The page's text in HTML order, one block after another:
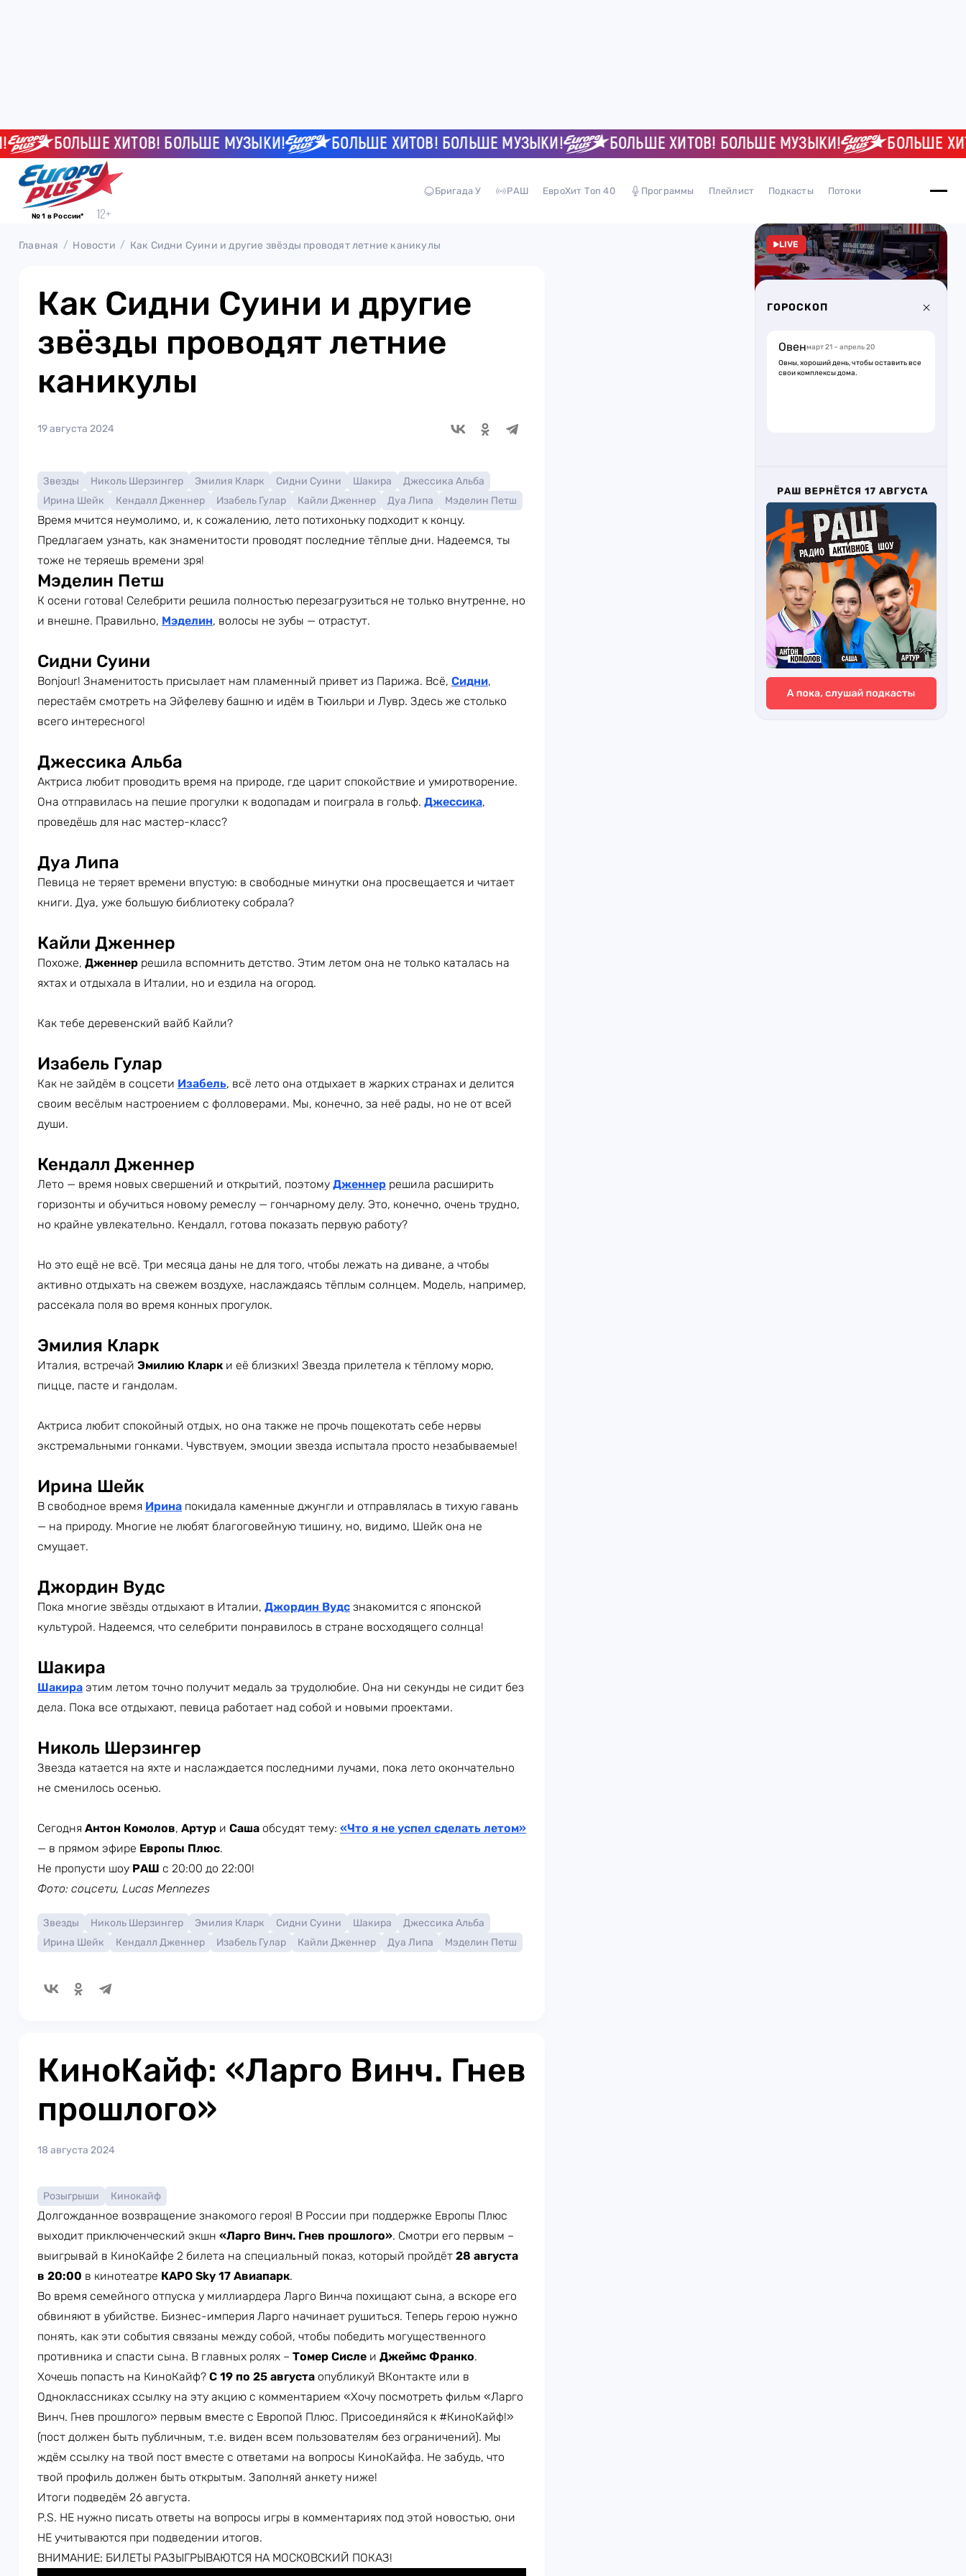
БОЛЬШЕ ХИТОВ! БОЛЬШЕ МУЗЫКИ! БОЛЬШЕ ХИТОВ! БОЛЬШЕ МУЗЫКИ! БОЛЬШЕ ХИТОВ! БОЛЬШЕ МУЗЫКИ! БОЛЬШЕ
№ 1 в России*
Бригада У РАШ ЕвроХит Топ 40 Программы Плейлист Подкасты Потоки
Главная Новости Как Сидни Суини и другие звёзды проводят летние каникулы
Как Сидни Суини и другие
звёзды проводят летние
каникулы
19 августа 2024
Звезды Николь Шерзингер Эмилия Кларк Сидни Суини Шакира
Джессика Альба
Ирина Шейк
Кендалл Дженнер Изабель Гулар Кайли Дженнер Дуа Липа Мэделин Петш
Время мчится неумолимо, и, к сожалению, лето потихоньку подходит к концу.
Предлагаем узнать, как знаменитости проводят последние тёплые дни. Надеемся, ты
тоже не теряешь времени зря!
Мэделин Петш
К осени готова! Селебрити решила полностью перезагрузиться не только внутренне, но
и внешне. Правильно, Мэделин, волосы не зубы — отрастут.
Сидни Суини
Bonjour! Знаменитость присылает нам пламенный привет из Парижа. Всё, Сидни,
перестаём смотреть на Эйфелеву башню и идём в Тюильри и Лувр. Здесь же столько
всего интересного!
Джессика Альба
Актриса любит проводить время на природе, где царит спокойствие и умиротворение.
Она отправилась на пешие прогулки к водопадам и поиграла в гольф. Джессика,
проведёшь для нас мастер-класс?
Дуа Липа
Певица не теряет времени впустую: в свободные минутки она просвещается и читает
книги. Дуа, уже большую библиотеку собрала?
Кайли Дженнер
Похоже, Дженнер решила вспомнить детство. Этим летом она не только каталась на
яхтах и отдыхала в Италии, но и ездила на огород.
Как тебе деревенский вайб Кайли?
Изабель Гулар
Как не зайдём в соцсети Изабель, всё лето она отдыхает в жарких странах и делится
своим весёлым настроением с фолловерами. Мы, конечно, за неё рады, но не от всей
души.
Кендалл Дженнер
Лето — время новых свершений и открытий, поэтому Дженнер решила расширить
горизонты и обучиться новому ремеслу — гончарному делу. Это, конечно, очень трудно,
но крайне увлекательно. Кендалл, готова показать первую работу?
Но это ещё не всё. Три месяца даны не для того, чтобы лежать на диване, а чтобы
активно отдыхать на свежем воздухе, наслаждаясь тёплым солнцем. Модель, например,
рассекала поля во время конных прогулок.
Эмилия Кларк
Италия, встречай Эмилию Кларк и её близких! Звезда прилетела к тёплому морю,
пицце, пасте и гандолам.
Актриса любит спокойный отдых, но она также не прочь пощекотать себе нервы
экстремальными гонками. Чувствуем, эмоции звезда испытала просто незабываемые!
Ирина Шейк
В свободное время Ирина покидала каменные джунгли и отправлялась в тихую гавань
— на природу. Многие не любят благоговейную тишину, но, видимо, Шейк она не
смущает.
Джордин Вудс
Пока многие звёзды отдыхают в Италии, Джордин Вудс знакомится с японской
культурой. Надеемся, что селебрити понравилось в стране восходящего солнца!
Шакира
Шакира этим летом точно получит медаль за трудолюбие. Она ни секунды не сидит без
дела. Пока все отдыхают, певица работает над собой и новыми проектами.
Николь Шерзингер
Звезда катается на яхте и наслаждается последними лучами, пока лето окончательно
не сменилось осенью.
Сегодня Антон Комолов, Артур и Саша обсудят тему: «Что я не успел сделать летом»
— в прямом эфире Европы Плюс.
Не пропусти шоу РАШ с 20:00 до 22:00!
Фото: соцсети, Lucas Mennezes
Звезды Николь Шерзингер Эмилия Кларк Сидни Суини Шакира
Джессика Альба
Ирина Шейк
Кендалл Дженнер Изабель Гулар Кайли Дженнер Дуа Липа Мэделин Петш
КиноКайф: «Ларго Винч. Гнев
прошлого»
18 августа 2024
Розыгрыши Кинокайф
Долгожданное возвращение знакомого героя! В России при поддержке Европы Плюс
выходит приключенческий экшн «Ларго Винч. Гнев прошлого». Смотри его первым –
выигрывай в КиноКайфе 2 билета на специальный показ, который пройдёт 28 августа
в 20:00 в кинотеатре КАРО Sky 17 Авиапарк.
Во время семейного отпуска у миллиардера Ларго Винча похищают сына, а вскоре его
обвиняют в убийстве. Бизнес-империя Ларго начинает рушиться. Теперь герою нужно
понять, как эти события связаны между собой, чтобы победить могущественного
противника и спасти сына. В главных ролях – Томер Сисле и Джеймс Франко.
Хочешь попасть на КиноКайф? С 19 по 25 августа опубликуй ВКонтакте или в
Одноклассниках ссылку на эту акцию с комментарием «Хочу посмотреть фильм «Ларго
Винч. Гнев прошлого» первым вместе с Европой Плюс. Присоединяйся к #КиноКайф!»
(пост должен быть публичным, т.е. виден всем пользователям без ограничений). Мы
ждём ссылку на твой пост вместе с ответами на вопросы КиноКайфа. Не забудь, что
твой профиль должен быть открытым. Заполняй анкету ниже!
Итоги подведём 26 августа.
P.S. НЕ нужно писать ответы на вопросы игры в комментариях под этой новостью, они
НЕ учитываются при подведении итогов.
ВНИМАНИЕ: БИЛЕТЫ РАЗЫГРЫВАЮТСЯ НА МОСКОВСКИЙ ПОКАЗ!
LIVE
ГОРОСКОП
Овенмарт 21 – апрель 20
Овны, хороший день, чтобы оставить все
свои комплексы дома.